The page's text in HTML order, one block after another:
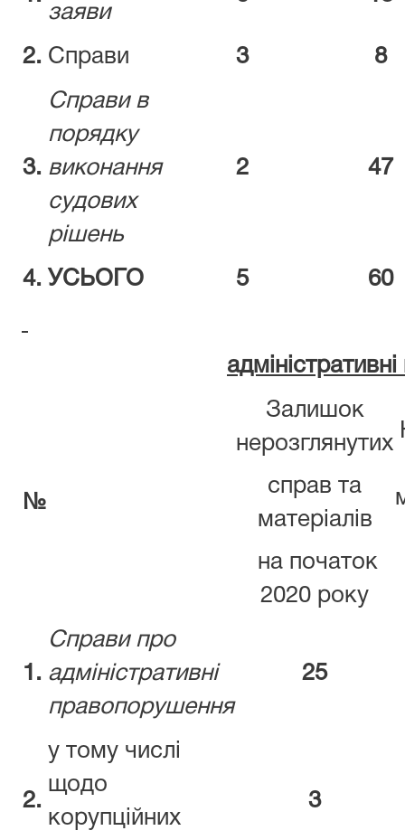
заяви
2. Справи 3 8
3.
Справи в
порядку
виконання
судових
рішень
2 47
4. УСЬОГО 5 60
№
Залишок
нерозглянутих
справ та
матеріалів
на початок
2020 року
1.
Справи про
адміністративні
правопорушення
25
2.
у тому числі
щодо
корупційних
3